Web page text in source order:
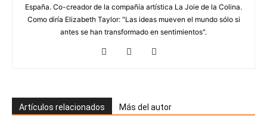
España. Co-creador de la compañía artística La Joie de la Colina.
Como diría Elizabeth Taylor: "Las ideas mueven el mundo sólo si
antes se han transformado en sentimientos".
Artículos relacionados Más del autor